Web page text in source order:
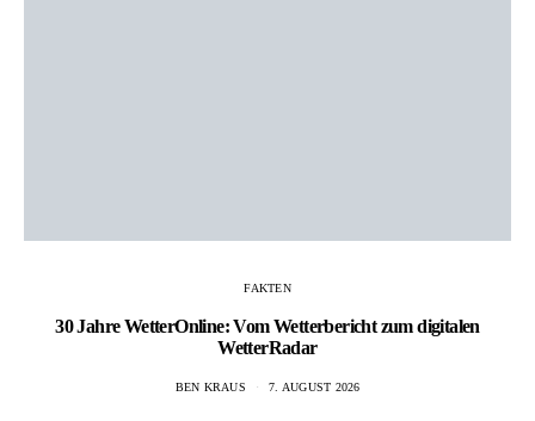
FAKTEN
30 Jahre WetterOnline: Vom Wetterbericht zum digitalen
WetterRadar
BEN KRAUS 7. AUGUST 2026